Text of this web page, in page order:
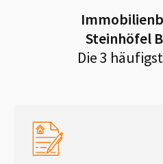
Steinhöfel
Die 3